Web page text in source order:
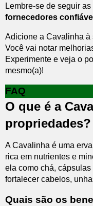
Lembre-se de seguir
fornecedores
Adicione a Cavalinha à
Você vai notar
Experimente e veja o
mesmo(a)!
FAQ
O que é a
propriedades?
A Cavalinha é uma
rica em nutrientes e
ela como chá,
fortalecer cabelos,
Quais são os